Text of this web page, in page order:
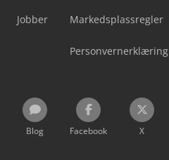
Jobber Markedsplassregler
Personvernerklæring
Blog Facebook X